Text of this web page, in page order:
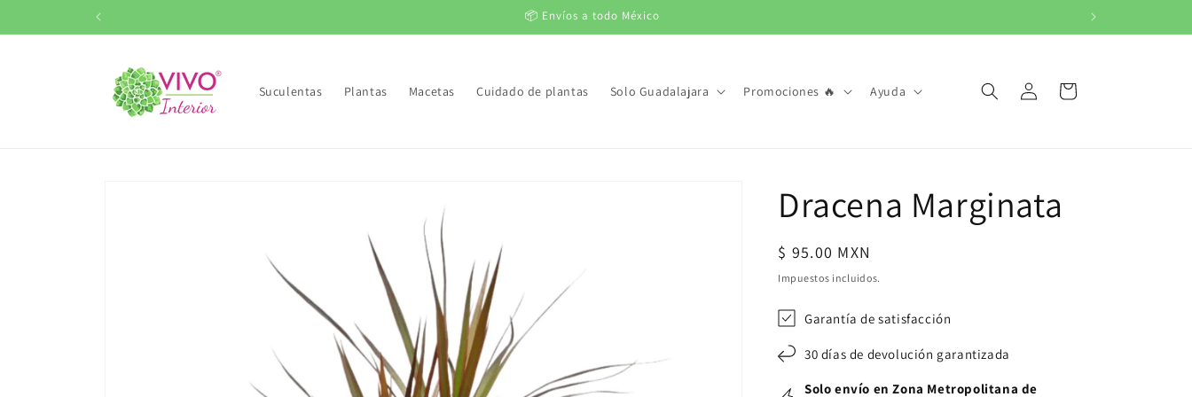
al contenido
📦 Envíos a todo México
Suculentas Plantas Macetas Cuidado de plantas Solo Guadalajara Promociones 🔥 Ayuda
Iniciar
sesión
Carrito
Dracena Marginata
Precio
habitual
$ 95.00 MXN
Impuestos incluidos.
Garantía de satisfacción
30 días de devolución garantizada
Solo envío en Zona Metropolitana de